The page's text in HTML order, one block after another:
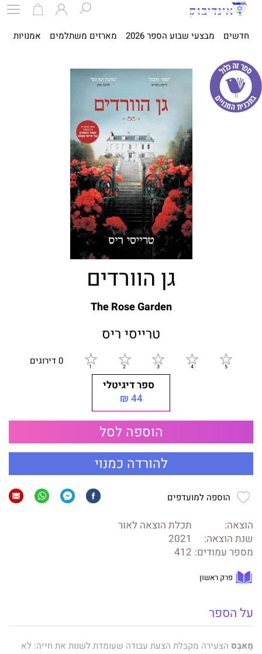
חדשים מבצעי שבוע הספר 2026 מארזים משתלמים אמנויות
גן הוורדים
The Rose Garden
טרייסי ריס
0 דירוגים
ספר דיגיטלי
44 ₪
הוספה לסל
להורדה כמנוי
הוספה למועדפים
הוצאה:
תכלת הוצאה לאור
שנת הוצאה:
2021
מספר עמודים: 412
פרק ראשון
על הספר
מַאבְּס הצעירה מקבלת הצעת עבודה שעומדת לשנות את חייה: לא